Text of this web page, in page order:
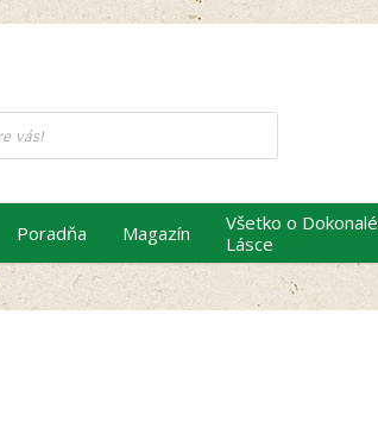
Poradňa Magazín
Všetko o Dokonalé
Lásce